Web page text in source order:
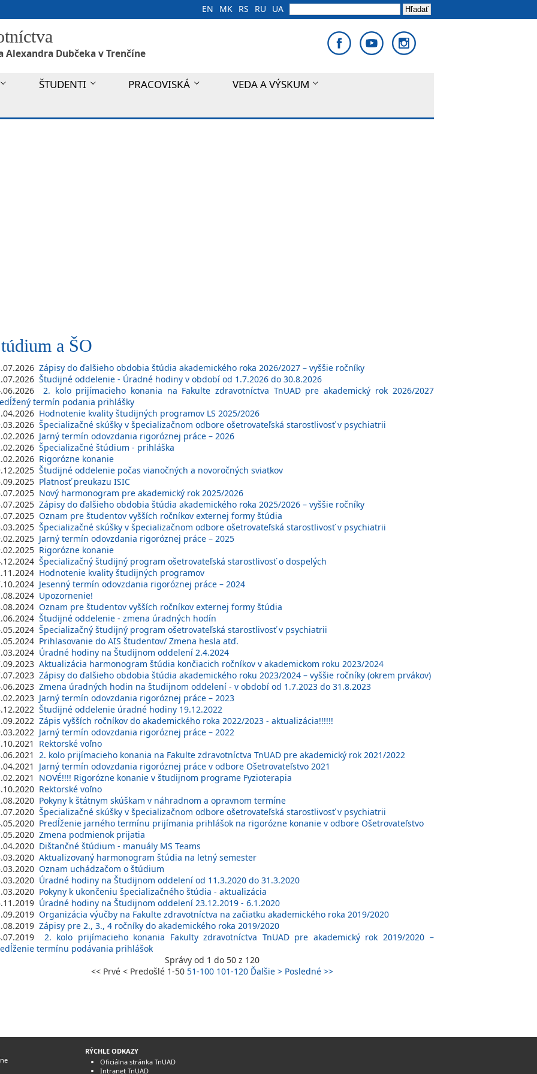
EN MK RS RU UA
Dubčeka v Trenčíne
ŠTUDENTI PRACOVISKÁ
VEDA A VÝSKUM
a ŠO
Zápisy do ďalšieho obdobia štúdia akademického roka 2026/2027 – vyššie ročníky
Študijné oddelenie - Úradné hodiny v období od 1.7.2026 do 30.8.2026
2. kolo prijímacieho konania na Fakulte zdravotníctva TnUAD pre akademický rok 2026/2027
termín podania prihlášky
Hodnotenie kvality študijných programov LS 2025/2026
Špecializačné skúšky v špecializačnom odbore ošetrovateľská starostlivosť v psychiatrii
Jarný termín odovzdania rigoróznej práce – 2026
Špecializačné štúdium - prihláška
Rigorózne konanie
Študijné oddelenie počas vianočných a novoročných sviatkov
Platnosť preukazu ISIC
Nový harmonogram pre akademický rok 2025/2026
Zápisy do ďalšieho obdobia štúdia akademického roka 2025/2026 – vyššie ročníky
Oznam pre študentov vyšších ročníkov externej formy štúdia
Špecializačné skúšky v špecializačnom odbore ošetrovateľská starostlivosť v psychiatrii
Jarný termín odovzdania rigoróznej práce – 2025
Rigorózne konanie
Špecializačný študijný program ošetrovateľská starostlivosť o dospelých
Hodnotenie kvality študijných programov
Jesenný termín odovzdania rigoróznej práce – 2024
Upozornenie!
Oznam pre študentov vyšších ročníkov externej formy štúdia
Študijné oddelenie - zmena úradných hodín
Špecializačný študijný program ošetrovateľská starostlivosť v psychiatrii
Prihlasovanie do AIS študentov/ Zmena hesla atď.
Úradné hodiny na Študijnom oddelení 2.4.2024
Aktualizácia harmonogram štúdia končiacich ročníkov v akademickom roku 2023/2024
Zápisy do ďalšieho obdobia štúdia akademického roku 2023/2024 – vyššie ročníky (okrem prvákov)
Zmena úradných hodin na študijnom oddelení - v období od 1.7.2023 do 31.8.2023
Jarný termín odovzdania rigoróznej práce – 2023
Študijné oddelenie úradné hodiny 19.12.2022
Zápis vyšších ročníkov do akademického roka 2022/2023 - aktualizácia!!!!!!
Jarný termín odovzdania rigoróznej práce – 2022
Rektorské voľno
2. kolo prijímacieho konania na Fakulte zdravotníctva TnUAD pre akademický rok 2021/2022
Jarný termín odovzdania rigoróznej práce v odbore Ošetrovateľstvo 2021
NOVÉ!!!! Rigorózne konanie v študijnom programe Fyzioterapia
Rektorské voľno
Pokyny k štátnym skúškam v náhradnom a opravnom termíne
Špecializačné skúšky v špecializačnom odbore ošetrovateľská starostlivosť v psychiatrii
Predĺženie jarného termínu prijímania prihlášok na rigorózne konanie v odbore Ošetrovateľstvo
Zmena podmienok prijatia
Dištančné štúdium - manuály MS Teams
Aktualizovaný harmonogram štúdia na letný semester
Oznam uchádzačom o štúdium
Úradné hodiny na Študijnom oddelení od 11.3.2020 do 31.3.2020
Pokyny k ukončeniu špecializačného štúdia - aktualizácia
Úradné hodiny na Študijnom oddelení 23.12.2019 - 6.1.2020
Organizácia výučby na Fakulte zdravotníctva na začiatku akademického roka 2019/2020
Zápisy pre 2., 3., 4 ročníky do akademického roka 2019/2020
2. kolo prijímacieho konania Fakulty zdravotníctva TnUAD pre akademický rok 2019/2020 –
termínu podávania prihlášok
Správy od 1 do 50 z 120
<< Prvé < Predošlé 1-50 51-100 101-120 Ďalšie > Posledné >>
RÝCHLE ODKAZY
Oficiálna stránka TnUAD
Intranet TnUAD